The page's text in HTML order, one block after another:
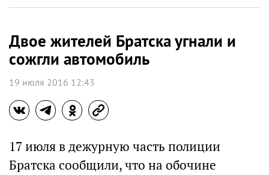
Двое жителей Братска угнали и
сожгли автомобиль
19 июля 2016 12:43
17 июля в дежурную часть полиции
Братска сообщили, что на обочине